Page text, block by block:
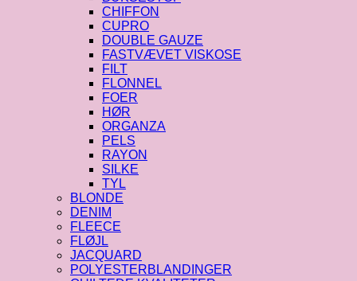
CHIFFON
CUPRO
DOUBLE GAUZE
FASTVÆVET VISKOSE
FILT
FLONNEL
FOER
HØR
ORGANZA
PELS
RAYON
SILKE
TYL
BLONDE
DENIM
FLEECE
FLØJL
JACQUARD
POLYESTERBLANDINGER